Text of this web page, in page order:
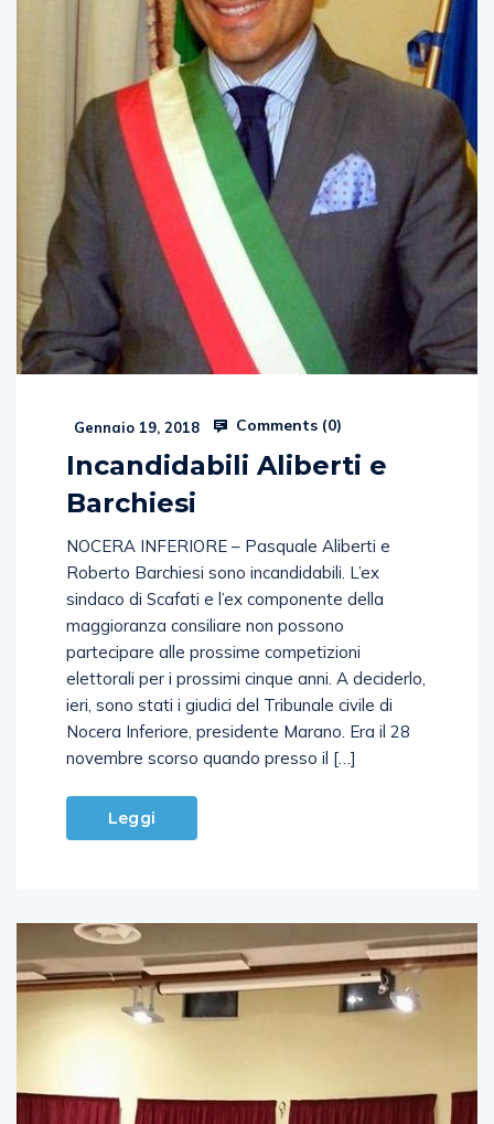
Gennaio 19, 2018 Comments (0)
Incandidabili Aliberti e
Barchiesi
NOCERA INFERIORE – Pasquale Aliberti e
Roberto Barchiesi sono incandidabili. L’ex
sindaco di Scafati e l’ex componente della
maggioranza consiliare non possono
partecipare alle prossime competizioni
elettorali per i prossimi cinque anni. A deciderlo,
ieri, sono stati i giudici del Tribunale civile di
Nocera Inferiore, presidente Marano. Era il 28
novembre scorso quando presso il […]
Leggi